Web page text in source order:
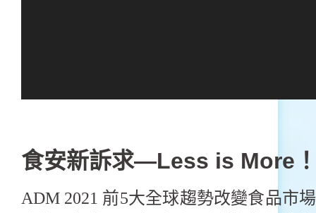
食安新訴求—Less is More
ADM 2021 前5大全球趨勢改變食品市